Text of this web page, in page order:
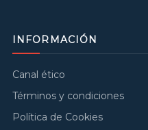
INFORMACIÓN
Canal ético
Términos y condiciones
Política de Cookies